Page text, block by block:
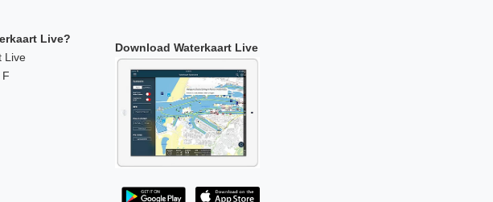
Live?
Live
F
Download Waterkaart Live